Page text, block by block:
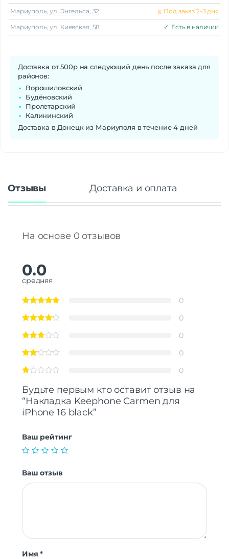
Мариуполь, ул. Энгельса, 32 ⧖ Под заказ 2-3 дня
Мариуполь, ул. Киевская, 58 ✓ Есть в наличии
Доставка от 500р на следующий день после заказа для
районов:
Ворошиловский
Будёновский
Пролетарский
Калининский
Доставка в Донецк из Мариуполя в течение 4 дней
Отзывы Доставка и оплата
На основе 0 отзывов
0.0
средняя
0
0
0
0
0
Будьте первым кто оставит отзыв на
“Накладка Keephone Carmen для
iPhone 16 black”
Ваш рейтинг
Ваш отзыв
Имя*